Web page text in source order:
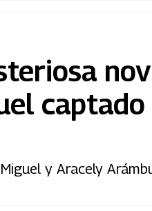
captado
y Aracely